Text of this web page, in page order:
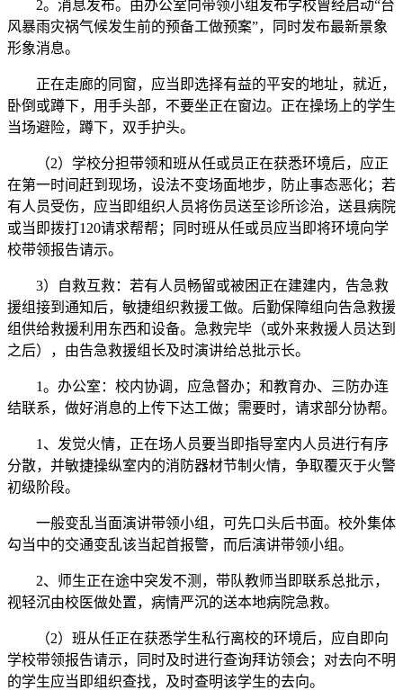
2。消息发布。由办公室向带领小组发布学校曾经启动“台
风暴雨灾祸气候发生前的预备工做预案”，同时发布最新景象
形象消息。
正在走廊的同窗，应当即选择有益的平安的地址，就近，
卧倒或蹲下，用手头部，不要坐正在窗边。正在操场上的学生
当场避险，蹲下，双手护头。
（2）学校分担带领和班从任或员正在获悉环境后，应正
在第一时间赶到现场，设法不变场面地步，防止事态恶化；若
有人员受伤，应当即组织人员将伤员送至诊所诊治，送县病院
或当即拨打120请求帮帮；同时班从任或员应当即将环境向学
校带领报告请示。
3）自救互救：若有人员畅留或被困正在建建内，告急救
援组接到通知后，敏捷组织救援工做。后勤保障组向告急救援
组供给救援利用东西和设备。急救完毕（或外来救援人员达到
之后），由告急救援组长及时演讲给总批示长。
1。办公室：校内协调，应急督办；和教育办、三防办连
结联系，做好消息的上传下达工做；需要时，请求部分协帮。
1、发觉火情，正在场人员要当即指导室内人员进行有序
分散，并敏捷操纵室内的消防器材节制火情，争取覆灭于火警
初级阶段。
一般变乱当面演讲带领小组，可先口头后书面。校外集体
勾当中的交通变乱该当起首报警，而后演讲带领小组。
2、师生正在途中突发不测，带队教师当即联系总批示，
视轻沉由校医做处置，病情严沉的送本地病院急救。
（2）班从任正在获悉学生私行离校的环境后，应自即向
学校带领报告请示，同时及时进行查询拜访领会；对去向不明
的学生应当即组织查找，及时查明该学生的去向。